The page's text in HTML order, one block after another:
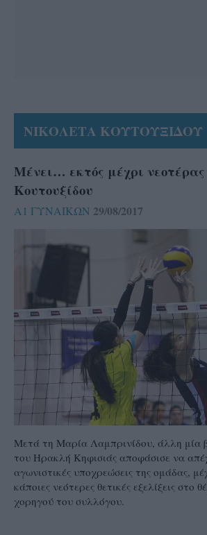
ΝΙΚΟΛΕΤΑ ΚΟΥΤΟΥΞΙΔΟΥ
Μένει… εκτός μέχρι
Κουτουξίδου
Α1 ΓΥΝΑΙΚΩΝ 29/08/2017
Μετά τη Μαρία Λαμπρινίδου, άλλη μία
του Ηρακλή Κηφισιάς αποφάσισε να
αγωνιστικές υποχρεώσεις της ομάδας,
κάποιες νεότερες θετικές εξελίξεις στο
χορηγού του συλλόγου.